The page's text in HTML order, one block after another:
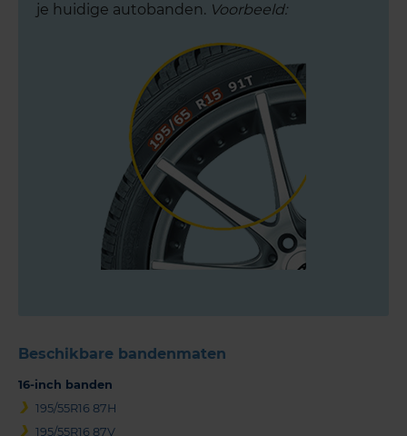
je huidige autobanden. Voorbeeld:
Beschikbare bandenmaten
16-inch banden
195/55R16 87H
195/55R16 87V